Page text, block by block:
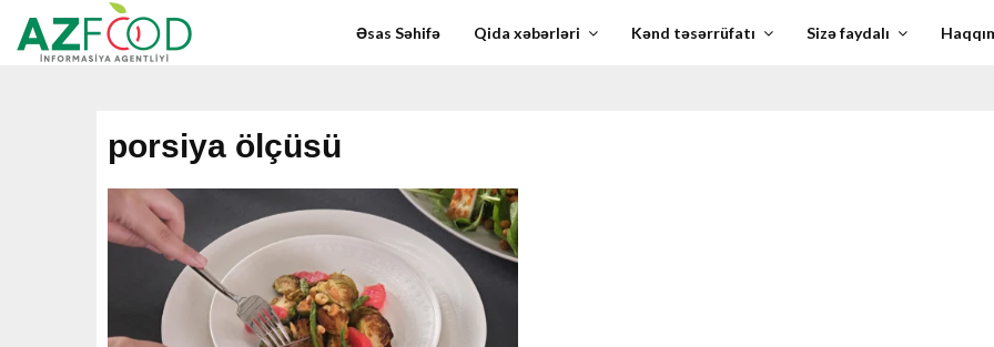
Əsas Səhifə Qida xəbərləri Kənd təsərrüfatı Sizə faydalı
porsiya ölçüsü